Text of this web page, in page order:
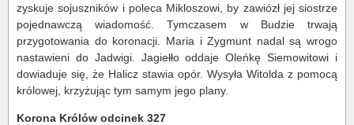
zyskuje sojuszników i poleca Mikloszowi, by zawiózł jej siostrze
pojednawczą wiadomość. Tymczasem w Budzie trwają
przygotowania do koronacji. Maria i Zygmunt nadal są wrogo
nastawieni do Jadwigi. Jagiełło oddaje Oleńkę Siemowitowi i
dowiaduje się, że Halicz stawia opór. Wysyła Witolda z pomocą
królowej, krzyżując tym samym jego plany.
Korona Królów odcinek 327